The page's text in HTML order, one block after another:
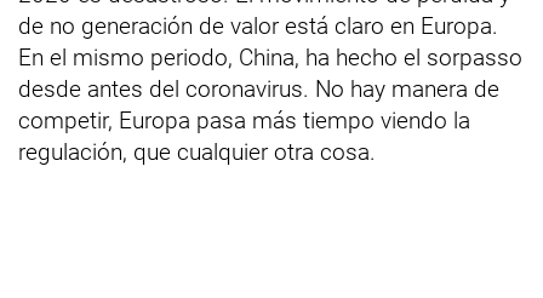
de no generación de valor está claro en Europa.
En el mismo periodo, China, ha hecho el sorpasso
desde antes del coronavirus. No hay manera de
competir, Europa pasa más tiempo viendo la
regulación, que cualquier otra cosa.